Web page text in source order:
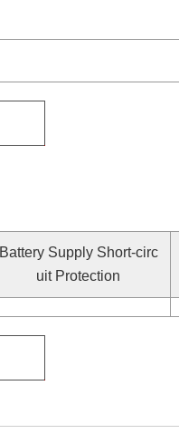
Battery Supply Short-circ
uit Protection